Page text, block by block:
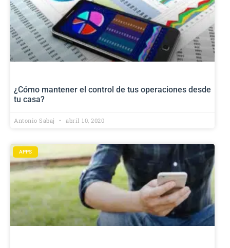
¿Cómo mantener el control de tus operaciones desde
tu casa?
Antonio Sabaj abril 10, 2020
APPS